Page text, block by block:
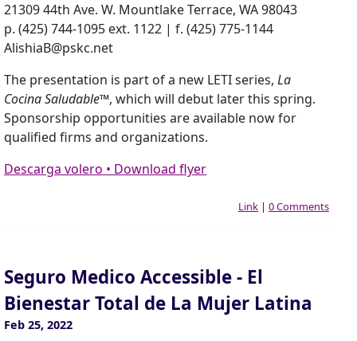
21309 44th Ave. W. Mountlake Terrace, WA 98043
p. (425) 744-1095 ext. 1122 | f. (425) 775-1144
AlishiaB@pskc.net
The presentation is part of a new LETI series, La
Cocina Saludable™, which will debut later this spring.
Sponsorship opportunities are available now for
qualified firms and organizations.
Descarga volero • Download flyer
Link | 0 Comments
Seguro Medico Accessible - El
Bienestar Total de La Mujer Latina
Feb 25, 2022